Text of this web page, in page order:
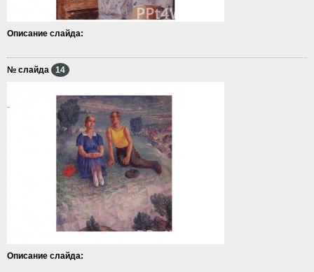
Описание слайда:
№ слайда 14
Описание слайда: